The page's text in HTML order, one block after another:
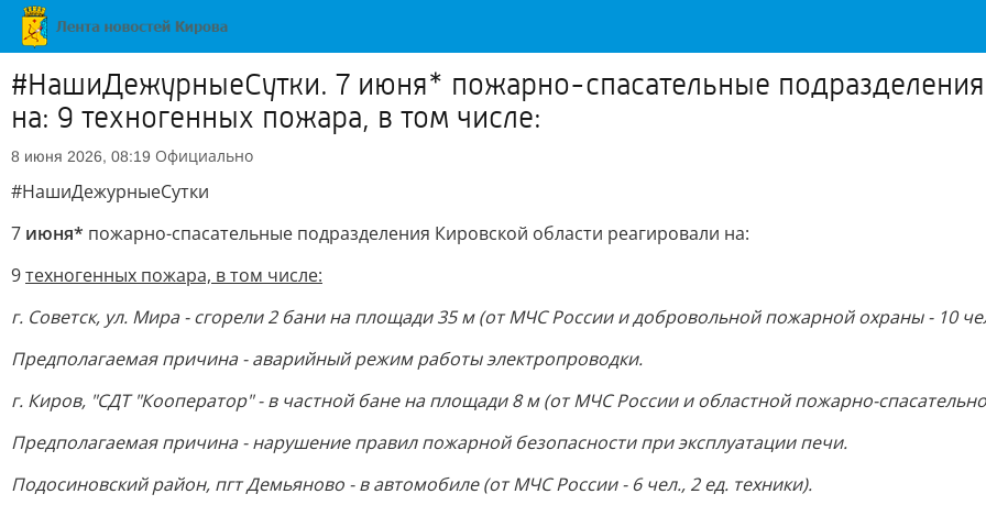
#НашиДежурныеСутки. 7 июня* пожарно-спасательные подразделения
на: 9 техногенных пожара, в том числе:
8 июня 2026, 08:19 Официально
#НашиДежурныеСутки
7 июня* пожарно-спасательные подразделения Кировской области реагировали на:
9техногенных пожара, в том числе:
г. Советск, ул. Мира - сгорели 2 бани на площади 35 м (от МЧС России и добровольной пожарной охраны - 10
Предполагаемая причина - аварийный режим работы электропроводки.
г. Киров, "СДТ "Кооператор" - в частной бане на площади 8 м (от МЧС России и областной пожарно-
Предполагаемая причина - нарушение правил пожарной безопасности при эксплуатации печи.
Подосиновский район, пгт Демьяново - в автомобиле (от МЧС России - 6 чел., 2 ед. техники).